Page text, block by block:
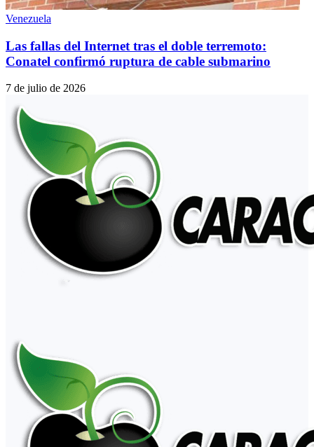
Venezuela
Las fallas del Internet tras el doble terremoto:
Conatel confirmó ruptura de cable submarino
7 de julio de 2026